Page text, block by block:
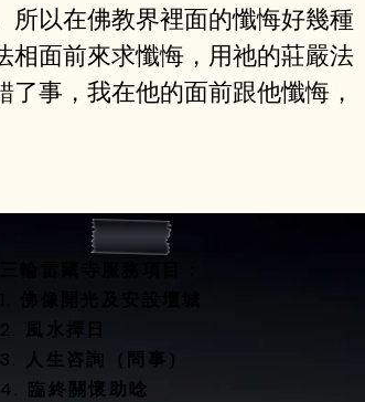
以在佛教界裡⾯的懺悔好幾種
相⾯前來求懺悔，⽤祂的莊嚴法
事，我在他的面前跟他懺悔，
2. 風水擇日
3. 人生咨詢（問事）
4. 臨終關懷助唸